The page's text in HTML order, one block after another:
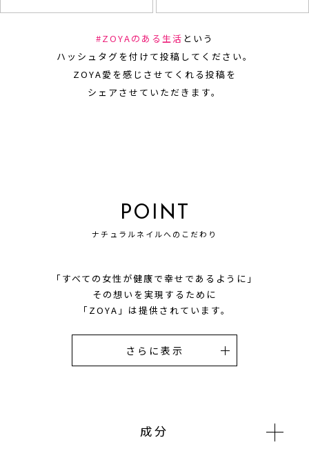
#ZOYAのある生活 という
ハッシュタグを付けて投稿してください。
ZOYA愛を感じさせてくれる投稿を
シェアさせていただきます。
POINT
ナチュラルネイルへのこだわり
「すべての女性が健康で幸せであるように」
その想いを実現するために
「ZOYA」は提供されています。
成分